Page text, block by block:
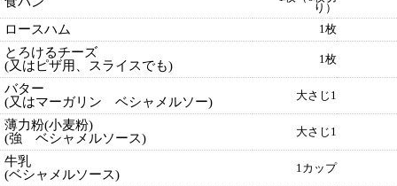
り）
ロースハム 1枚
とろけるチーズ
(又はピザ用、スライスでも)
1枚
バター
(又はマーガリン ベシャメルソー)
大さじ1
薄力粉(小麦粉)
(強 ベシャメルソース)
大さじ1
牛乳
(ベシャメルソース)
1カップ